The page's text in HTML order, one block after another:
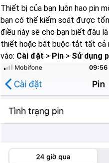
Thiết bị của bạn luôn hao pin
bạn có thể kiểm soát được
điều này sẽ cho bạn biết đâu
thiết hoặc bắt buộc tắt tất cả
vào: Cài đặt > Pin > Sử dụng